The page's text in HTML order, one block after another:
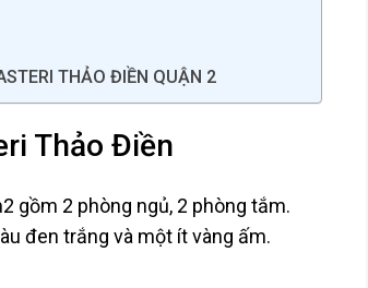
THẢO ĐIỀN QUẬN 2
Thảo Điền
gồm 2 phòng ngủ, 2 phòng tắm.
đen trắng và một ít vàng ấm.